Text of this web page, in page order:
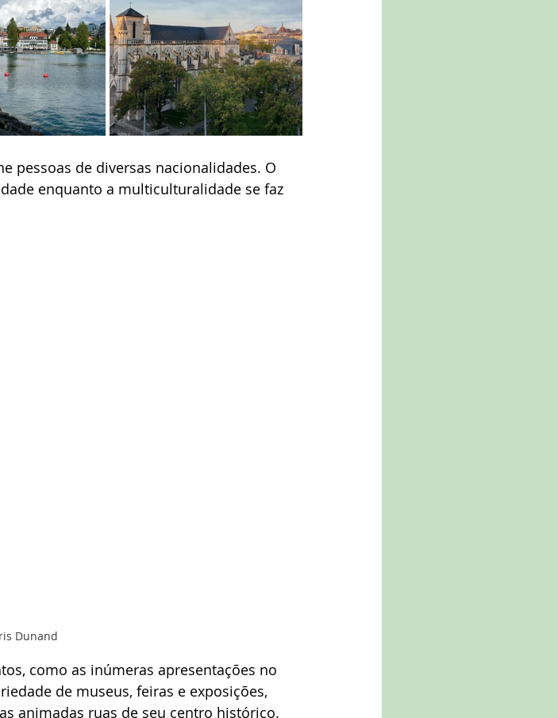
pessoas de diversas nacionalidades. O
enquanto a multiculturalidade se faz
Dunand
como as inúmeras apresentações no
de museus, feiras e exposições,
animadas ruas de seu centro histórico.